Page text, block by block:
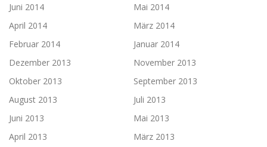
Juni 2014
Mai 2014
April 2014
März 2014
Februar 2014
Januar 2014
Dezember 2013
November 2013
Oktober 2013
September 2013
August 2013
Juli 2013
Juni 2013
Mai 2013
April 2013
März 2013